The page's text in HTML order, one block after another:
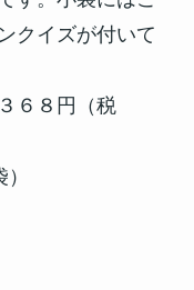
クイズが付いて
６８円（税